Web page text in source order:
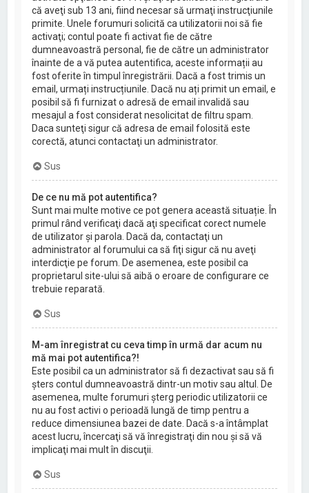
că aveţi sub 13 ani, fiind necesar să urmaţi instrucţiunile
primite. Unele forumuri solicită ca utilizatorii noi să fie
activaţi; contul poate fi activat fie de către
dumneavoastră personal, fie de către un administrator
înainte de a vă putea autentifica, aceste informații au
fost oferite în timpul înregistrării. Dacă a fost trimis un
email, urmați instrucțiunile. Dacă nu ați primit un email, e
posibil să fi furnizat o adresă de email invalidă sau
mesajul a fost considerat nesolicitat de filtru spam.
Daca sunteţi sigur că adresa de email folosită este
corectă, atunci contactaţi un administrator.
Sus
De ce nu mă pot autentifica?
Sunt mai multe motive ce pot genera această situație. În
primul rând verificaţi dacă aţi specificat corect numele
de utilizator şi parola. Dacă da, contactaţi un
administrator al forumului ca să fiţi sigur că nu aveţi
interdicţie pe forum. De asemenea, este posibil ca
proprietarul site-ului să aibă o eroare de configurare ce
trebuie reparată.
Sus
M-am înregistrat cu ceva timp în urmă dar acum nu
mă mai pot autentifica?!
Este posibil ca un administrator să fi dezactivat sau să fi
şters contul dumneavoastră dintr-un motiv sau altul. De
asemenea, multe forumuri şterg periodic utilizatorii ce
nu au fost activi o perioadă lungă de timp pentru a
reduce dimensiunea bazei de date. Dacă s-a întâmplat
acest lucru, încercaţi să vă înregistraţi din nou şi să vă
implicaţi mai mult în discuţii.
Sus